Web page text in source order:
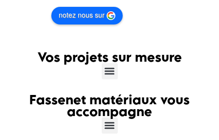
notez nous sur
Vos projets sur mesure
Fassenet matériaux vous
accompagne